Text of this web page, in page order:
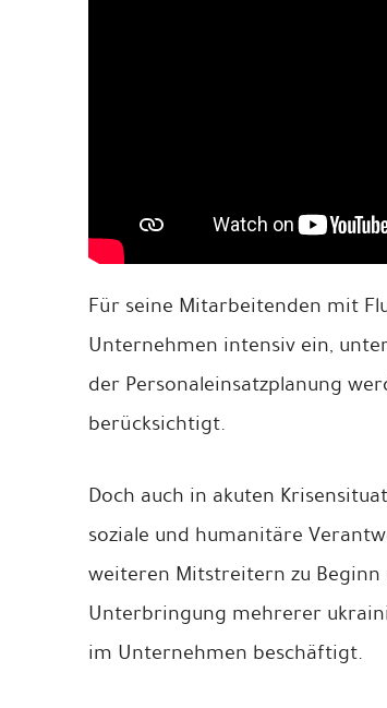
Für seine Mitarbeitenden mit
Unternehmen intensiv ein,
der Personaleinsatzplanung
berücksichtigt.
Doch auch in akuten
soziale und humanitäre
weiteren Mitstreitern zu
Unterbringung mehrerer
im Unternehmen beschäftigt.